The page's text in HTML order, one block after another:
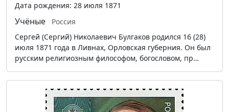
Дата рождения: 28 июля 1871
Учёные
Россия
Сергей (Сергий) Николаевич Булгаков родился 16 (28)
июля 1871 года в Ливнах, Орловская губерния. Он был
русским религиозным философом, богословом, пр…